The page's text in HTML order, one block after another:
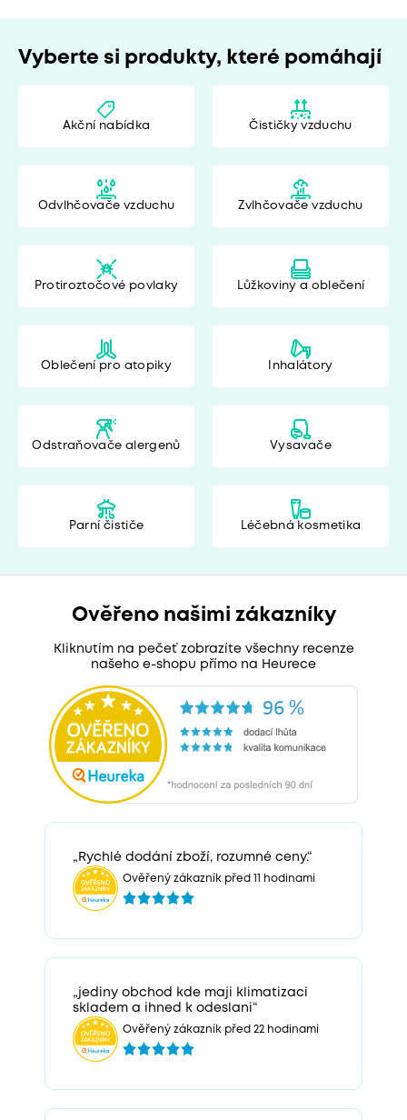
Vyberte si produkty, které pomáhají
Akční nabídka Čističky vzduchu
Odvlhčovače vzduchu Zvlhčovače vzduchu
Protiroztočové povlaky Lůžkoviny a oblečení
Oblečení pro atopiky Inhalátory
Odstraňovače alergenů Vysavače
Parní čističe Léčebná kosmetika
Ověřeno našimi zákazníky
Kliknutím na pečeť zobrazíte všechny recenze
našeho e-shopu přímo na Heurece
„Rychlé dodání zboží, rozumné ceny.“
Ověřený zákazník před 11 hodinami
„jediny obchod kde maji klimatizaci
skladem a ihned k odeslani“
Ověřený zákazník před 22 hodinami